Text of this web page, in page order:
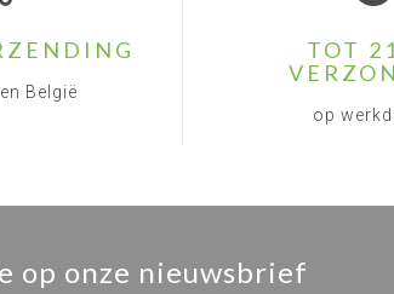
België
TOT
op
op onze nieuwsbrief